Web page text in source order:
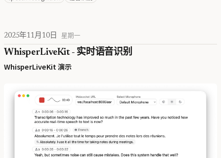
2025年11月10日 星期一
WhisperLiveKit - 实时语音识别
WhisperLiveKit 演示